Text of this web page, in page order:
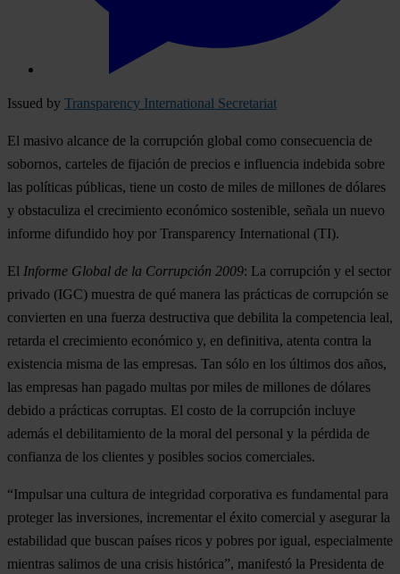
Issued by Transparency International Secretariat
El masivo alcance de la corrupción global como consecuencia de
sobornos, carteles de fijación de precios e influencia indebida sobre
las políticas públicas, tiene un costo de miles de millones de dólares
y obstaculiza el crecimiento económico sostenible, señala un nuevo
informe difundido hoy por Transparency International (TI).
El Informe Global de la Corrupción 2009: La corrupción y el sector
privado (IGC) muestra de qué manera las prácticas de corrupción se
convierten en una fuerza destructiva que debilita la competencia leal,
retarda el crecimiento económico y, en definitiva, atenta contra la
existencia misma de las empresas. Tan sólo en los últimos dos años,
las empresas han pagado multas por miles de millones de dólares
debido a prácticas corruptas. El costo de la corrupción incluye
además el debilitamiento de la moral del personal y la pérdida de
confianza de los clientes y posibles socios comerciales.
“Impulsar una cultura de integridad corporativa es fundamental para
proteger las inversiones, incrementar el éxito comercial y asegurar la
estabilidad que buscan países ricos y pobres por igual, especialmente
mientras salimos de una crisis histórica”, manifestó la Presidenta de